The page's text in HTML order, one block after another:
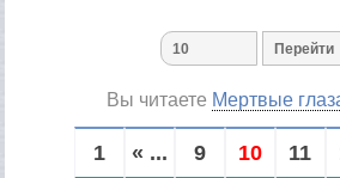
Вы читаете Мертвые
1 « ... 9 10 11